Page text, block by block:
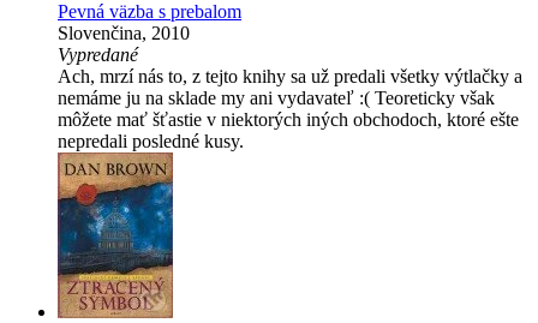
Pevná väzba s prebalom
Slovenčina, 2010
Vypredané
Ach, mrzí nás to, z tejto knihy sa už predali všetky výtlačky a
nemáme ju na sklade my ani vydavateľ :( Teoreticky však
môžete mať šťastie v niektorých iných obchodoch, ktoré ešte
nepredali posledné kusy.